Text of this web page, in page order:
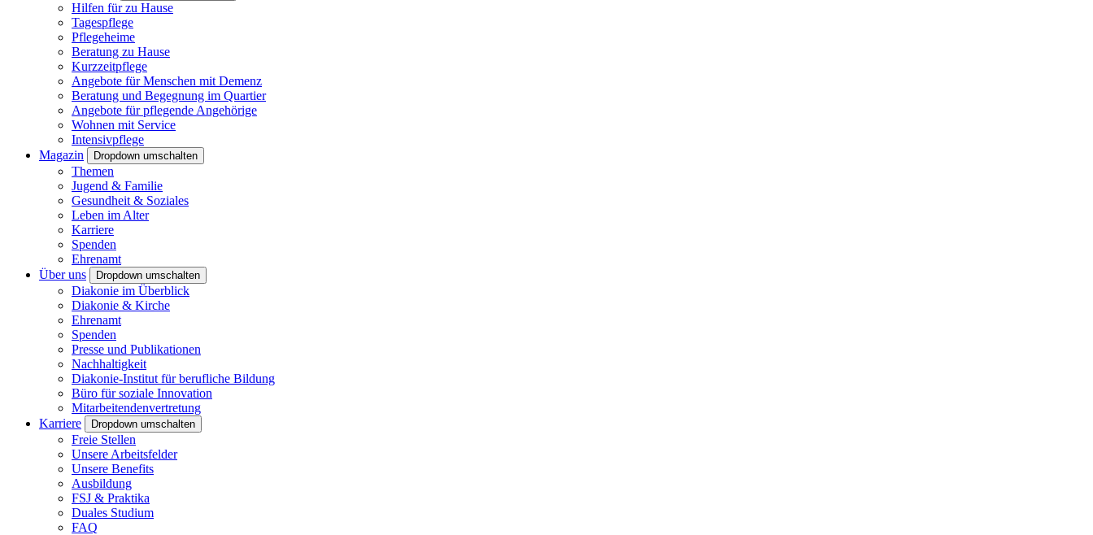
Hilfen für zu Hause
Tagespflege
Pflegeheime
Beratung zu Hause
Kurzzeitpflege
Angebote für Menschen mit Demenz
Beratung und Begegnung im Quartier
Angebote für pflegende Angehörige
Wohnen mit Service
Intensivpflege
Magazin
Dropdown umschalten
Themen
Jugend & Familie
Gesundheit & Soziales
Leben im Alter
Karriere
Spenden
Ehrenamt
Über uns
Dropdown umschalten
Diakonie im Überblick
Diakonie & Kirche
Ehrenamt
Spenden
Presse und Publikationen
Nachhaltigkeit
Diakonie-Institut für berufliche Bildung
Büro für soziale Innovation
Mitarbeitendenvertretung
Karriere
Dropdown umschalten
Freie Stellen
Unsere Arbeitsfelder
Unsere Benefits
Ausbildung
FSJ & Praktika
Duales Studium
FAQ